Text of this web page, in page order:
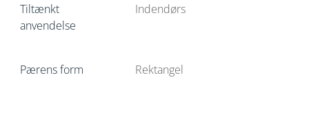
Tiltænkt
anvendelse
Indendørs
Pærens form Rektangel